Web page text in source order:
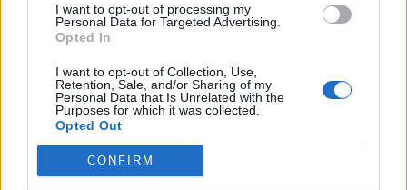
I want to opt-out of processing my
Personal Data for Targeted Advertising.
Opted In
I want to opt-out of Collection, Use,
Retention, Sale, and/or Sharing of my
Personal Data that Is Unrelated with the
Purposes for which it was collected.
Opted Out
CONFIRM
puzzle:
Sélectionnez votre puzzle:
Puzzle introuvable.
Choisissez votre niveau:
Mots Croisés Niveau 1